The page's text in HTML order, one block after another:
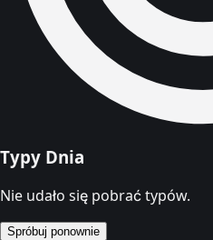
Typy Dnia
Nie udało się pobrać typów.
Spróbuj ponownie